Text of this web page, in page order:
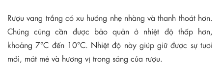
Rượu vang trắng có xu hướng nhẹ nhàng và thanh thoát hơn.
Chúng cũng cần được bảo quản ở nhiệt độ thấp hơn,
khoảng 7°C đến 10°C. Nhiệt độ này giúp giữ được sự tươi
mới, mát mẻ và hương vị trong sáng của rượu.